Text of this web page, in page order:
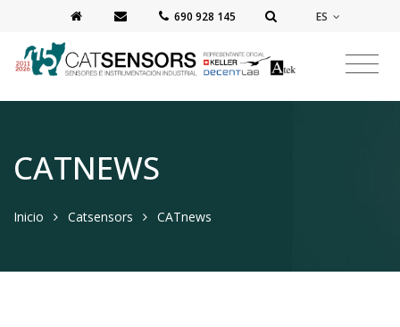
‭690 928 145‬ ES
CATNEWS
Inicio Catsensors CATnews